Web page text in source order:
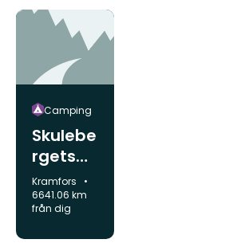
Camping
Skulebe
rgets
Havsca
mping,
Veåsan
d
Kommun:
Kramfors
6641.06 km
från dig